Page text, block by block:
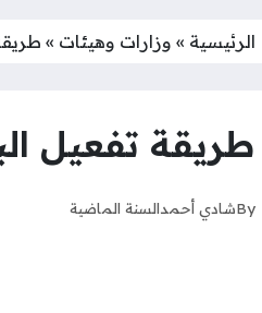
الرئيسية » وزارات وهيئات »
طريقة تفعيل
Byشادي أحمدالسنة الماضية